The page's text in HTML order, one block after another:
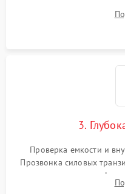
и кистей для
3.
Проверка емкости и
Прозвонка силовых
переключения и
конденсаторов и